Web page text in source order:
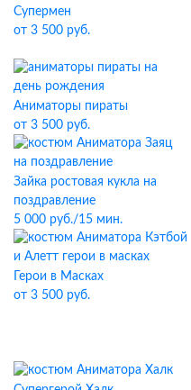
Супермен
от 3 500 руб.
Аниматоры пираты
от 3 500 руб.
Зайка ростовая кукла на
поздравление
5 000 руб./15 мин.
Герои в Масках
от 3 500 руб.